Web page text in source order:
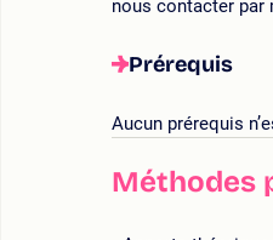
nous contacter par
Prérequis
Aucun prérequis
Méthodes